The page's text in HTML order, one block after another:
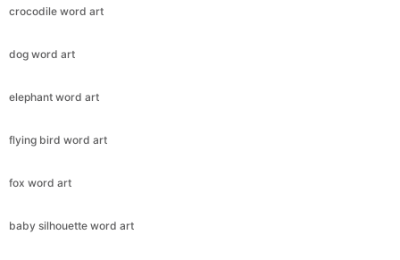
crocodile word art
dog word art
elephant word art
flying bird word art
fox word art
baby silhouette word art